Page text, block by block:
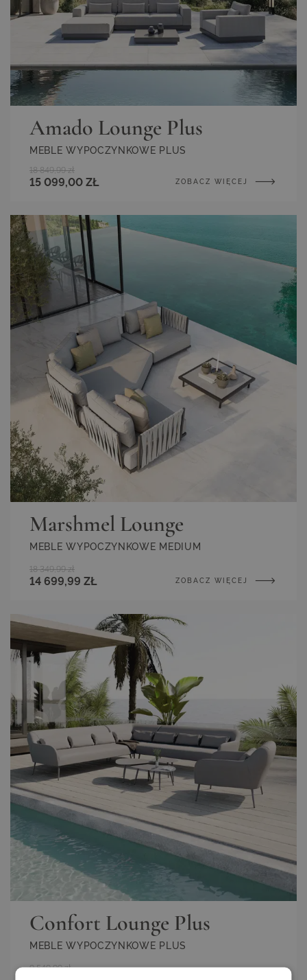
Amado Lounge Plus
MEBLE WYPOCZYNKOWE PLUS
15 099,00 ZŁ
18 849,99 zł
ZOBACZ WIĘCEJ
Marshmel Lounge
MEBLE WYPOCZYNKOWE MEDIUM
14 699,99 ZŁ
18 349,99 zł
ZOBACZ WIĘCEJ
Confort Lounge Plus
MEBLE WYPOCZYNKOWE PLUS
9 549,99 zł